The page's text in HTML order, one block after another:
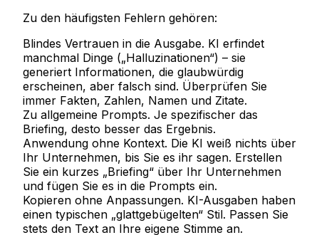
Zu den häufigsten Fehlern gehören:
Blindes Vertrauen in die Ausgabe. KI erfindet
manchmal Dinge („Halluzinationen“) – sie
generiert Informationen, die glaubwürdig
erscheinen, aber falsch sind. Überprüfen Sie
immer Fakten, Zahlen, Namen und Zitate.
Zu allgemeine Prompts. Je spezifischer das
Briefing, desto besser das Ergebnis.
Anwendung ohne Kontext. Die KI weiß nichts über
Ihr Unternehmen, bis Sie es ihr sagen. Erstellen
Sie ein kurzes „Briefing“ über Ihr Unternehmen
und fügen Sie es in die Prompts ein.
Kopieren ohne Anpassungen. KI-Ausgaben haben
einen typischen „glattgebügelten“ Stil. Passen Sie
stets den Text an Ihre eigene Stimme an.